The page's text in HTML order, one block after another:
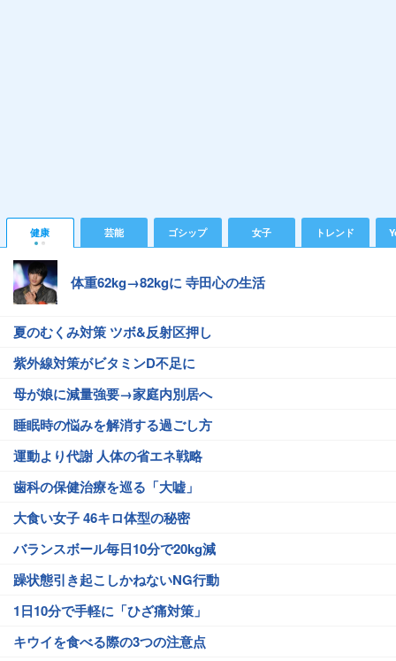
健康 芸能 ゴシップ 女子 トレンド
体重62kg→82kgに 寺田心の生活
夏のむくみ対策 ツボ&反射区押し
紫外線対策がビタミンD不足に
母が娘に減量強要→家庭内別居へ
睡眠時の悩みを解消する過ごし方
運動より代謝 人体の省エネ戦略
歯科の保健治療を巡る「大嘘」
大食い女子 46キロ体型の秘密
バランスボール毎日10分で20kg減
躁状態引き起こしかねないNG行動
1日10分で手軽に「ひざ痛対策」
キウイを食べる際の3つの注意点